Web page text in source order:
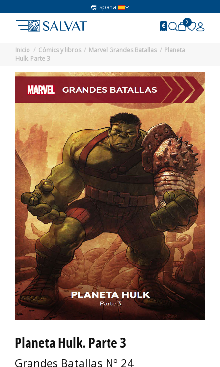
España
0
Inicio Cómics y libros Marvel Grandes Batallas
Planeta
Hulk. Parte 3
Planeta Hulk. Parte 3
Grandes Batallas Nº 24